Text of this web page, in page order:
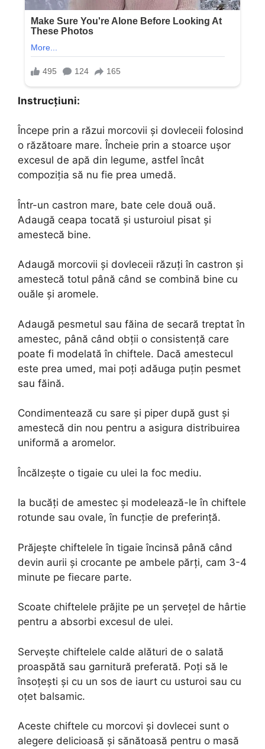
Instrucțiuni:
Începe prin a răzui morcovii și dovleceii folosind
o răzătoare mare. Încheie prin a stoarce ușor
excesul de apă din legume, astfel încât
compoziția să nu fie prea umedă.
Într-un castron mare, bate cele două ouă.
Adaugă ceapa tocată și usturoiul pisat și
amestecă bine.
Adaugă morcovii și dovleceii răzuți în castron și
amestecă totul până când se combină bine cu
ouăle și aromele.
Adaugă pesmetul sau făina de secară treptat în
amestec, până când obții o consistență care
poate fi modelată în chiftele. Dacă amestecul
este prea umed, mai poți adăuga puțin pesmet
sau făină.
Condimentează cu sare și piper după gust și
amestecă din nou pentru a asigura distribuirea
uniformă a aromelor.
Încălzește o tigaie cu ulei la foc mediu.
Ia bucăți de amestec și modelează-le în chiftele
rotunde sau ovale, în funcție de preferință.
Prăjește chiftelele în tigaie încinsă până când
devin aurii și crocante pe ambele părți, cam 3-4
minute pe fiecare parte.
Scoate chiftelele prăjite pe un șervețel de hârtie
pentru a absorbi excesul de ulei.
Servește chiftelele calde alături de o salată
proaspătă sau garnitură preferată. Poți să le
însoțești și cu un sos de iaurt cu usturoi sau cu
oțet balsamic.
Aceste chiftele cu morcovi și dovlecei sunt o
alegere delicioasă și sănătoasă pentru o masă